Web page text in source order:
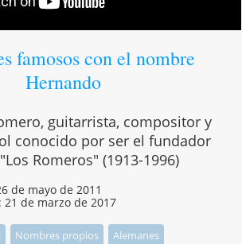
famosos con el nombre
Hernando
guitarrista, compositor y
conocido por ser el fundador
Romeros" (1913-1996)
de mayo de 2011
21 de marzo de 2017
Nombres propios
Alemanes